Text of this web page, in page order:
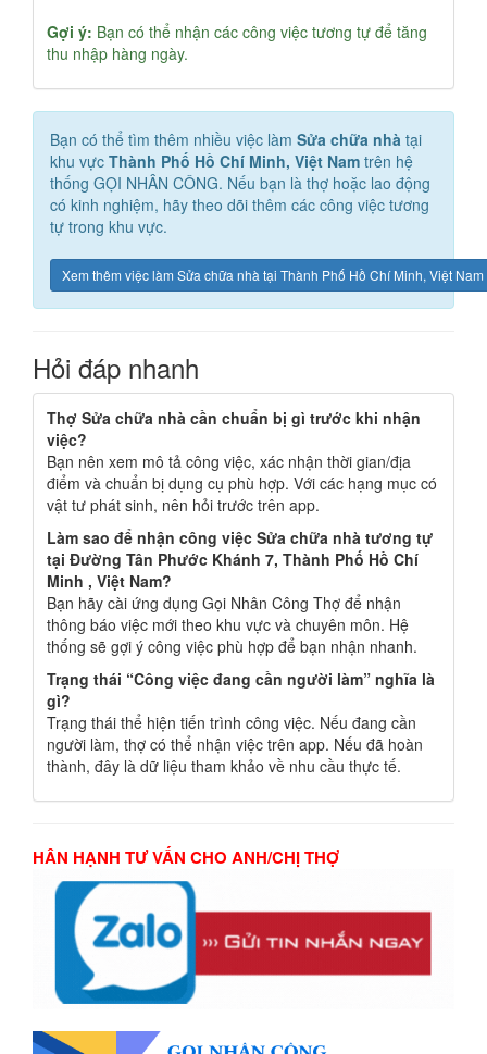
Gợi ý: Bạn có thể nhận các công việc tương tự để tăng
thu nhập hàng ngày.
Bạn có thể tìm thêm nhiều việc làm Sửa chữa nhà tại
khu vực Thành Phố Hồ Chí Minh, Việt Nam trên hệ
thống GỌI NHÂN CÔNG. Nếu bạn là thợ hoặc lao động
có kinh nghiệm, hãy theo dõi thêm các công việc tương
tự trong khu vực.
Xem thêm việc làm Sửa chữa nhà tại Thành Phố Hồ Chí Minh, Việt Nam
Hỏi đáp nhanh
Thợ Sửa chữa nhà cần chuẩn bị gì trước khi nhận
việc?
Bạn nên xem mô tả công việc, xác nhận thời gian/địa
điểm và chuẩn bị dụng cụ phù hợp. Với các hạng mục có
vật tư phát sinh, nên hỏi trước trên app.
Làm sao để nhận công việc Sửa chữa nhà tương tự
tại Đường Tân Phước Khánh 7, Thành Phố Hồ Chí
Minh , Việt Nam?
Bạn hãy cài ứng dụng Gọi Nhân Công Thợ để nhận
thông báo việc mới theo khu vực và chuyên môn. Hệ
thống sẽ gợi ý công việc phù hợp để bạn nhận nhanh.
Trạng thái “Công việc đang cần người làm” nghĩa là
gì?
Trạng thái thể hiện tiến trình công việc. Nếu đang cần
người làm, thợ có thể nhận việc trên app. Nếu đã hoàn
thành, đây là dữ liệu tham khảo về nhu cầu thực tế.
HÂN HẠNH TƯ VẤN CHO ANH/CHỊ THỢ